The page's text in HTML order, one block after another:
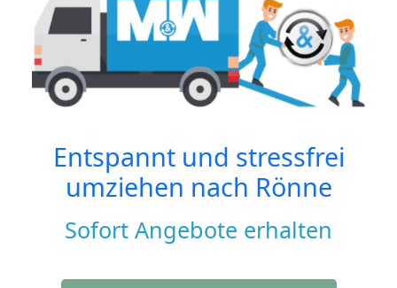
Entspannt und stressfrei
umziehen nach Rönne
Sofort Angebote erhalten